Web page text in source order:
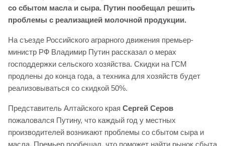
со сбытом масла и сыра. Путин пообещал решить
проблемы с реализацией молочной продукции.
На съезде Российского аграрного движения премьер-
министр РФ Владимир Путин рассказал о мерах
господдержки сельского хозяйства. Скидки на ГСМ
продлены до конца года, а техника для хозяйств будет
реализовываться со скидкой 50%.
Представитель Алтайского края Сергей Серов
пожаловался Путину, что каждый год у местных
производителей возникают проблемы со сбытом сыра и